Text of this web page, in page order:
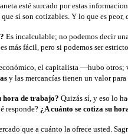
esté surcado por estas
sí son cotizables. Y lo que es peor,
Es incalculable; no podemos decir
más fácil, pero si podemos ser
el capitalista —hubo
y las mercancías tienen un valor
hora de trabajo? Quizás sí, y eso lo
responde? ¿A cuánto se cotiza su
que a cuánto la ofrece usted.